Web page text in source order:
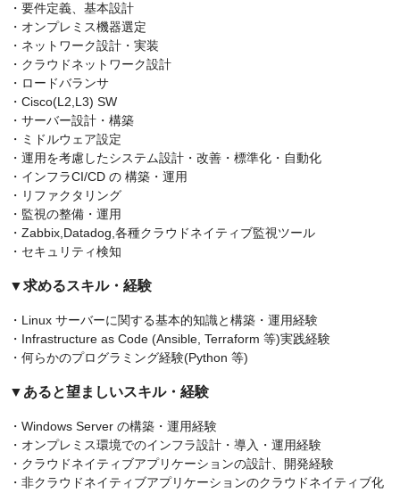
・要件定義、基本設計
・オンプレミス機器選定
・ネットワーク設計・実装
・クラウドネットワーク設計
・ロードバランサ
・Cisco(L2,L3) SW
・サーバー設計・構築
・ミドルウェア設定
・運用を考慮したシステム設計・改善・標準化・自動化
・インフラCI/CD の 構築・運用
・リファクタリング
・監視の整備・運用
・Zabbix,Datadog,各種クラウドネイティブ監視ツール
・セキュリティ検知
▼求めるスキル・経験
・Linux サーバーに関する基本的知識と構築・運用経験
・Infrastructure as Code (Ansible, Terraform 等)実践経験
・何らかのプログラミング経験(Python 等)
▼あると望ましいスキル・経験
・Windows Server の構築・運用経験
・オンプレミス環境でのインフラ設計・導入・運用経験
・クラウドネイティブアプリケーションの設計、開発経験
・非クラウドネイティブアプリケーションのクラウドネイティブ化